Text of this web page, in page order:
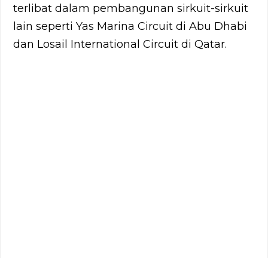
terlibat dalam pembangunan sirkuit-sirkuit
lain seperti Yas Marina Circuit di Abu Dhabi
dan Losail International Circuit di Qatar.